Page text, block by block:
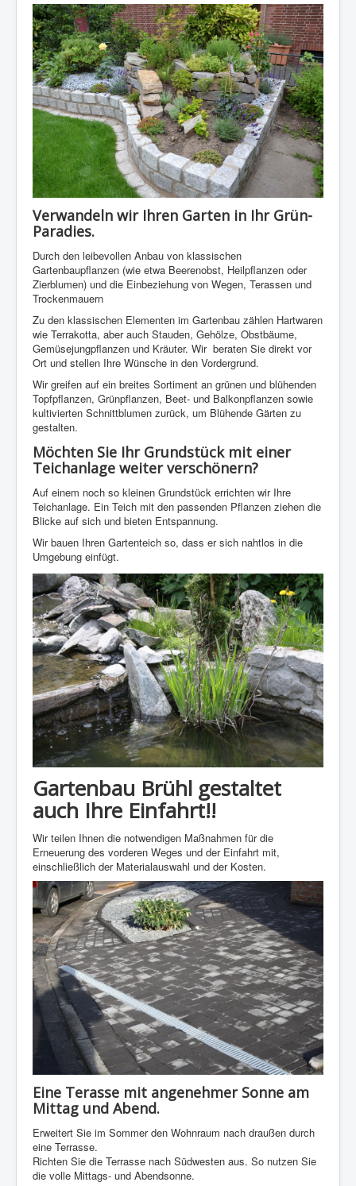
Verwandeln wir Ihren Garten in Ihr Grün-
Paradies.
Durch den leibevollen Anbau von klassischen
Gartenbaupflanzen (wie etwa Beerenobst, Heilpflanzen oder
Zierblumen) und die Einbeziehung von Wegen, Terassen und
Trockenmauern
Zu den klassischen Elementen im Gartenbau zählen Hartwaren
wie Terrakotta, aber auch Stauden, Gehölze, Obstbäume,
Gemüsejungpflanzen und Kräuter. Wir beraten Sie direkt vor
Ort und stellen Ihre Wünsche in den Vordergrund.
Wir greifen auf ein breites Sortiment an grünen und blühenden
Topfpflanzen, Grünpflanzen, Beet- und Balkonpflanzen sowie
kultivierten Schnittblumen zurück, um Blühende Gärten zu
gestalten.
Möchten Sie Ihr Grundstück mit einer
Teichanlage weiter verschönern?
Auf einem noch so kleinen Grundstück errichten wir Ihre
Teichanlage. Ein Teich mit den passenden Pflanzen ziehen die
Blicke auf sich und bieten Entspannung.
Wir bauen Ihren Gartenteich so, dass er sich nahtlos in die
Umgebung einfügt.
Gartenbau Brühl gestaltet
auch Ihre Einfahrt!!
Wir teilen Ihnen die notwendigen Maßnahmen für die
Erneuerung des vorderen Weges und der Einfahrt mit,
einschließlich der Materialauswahl und der Kosten.
Eine Terasse mit angenehmer Sonne am
Mittag und Abend.
Erweitert Sie im Sommer den Wohnraum nach draußen durch
eine Terrasse.
Richten Sie die Terrasse nach Südwesten aus. So nutzen Sie
die volle Mittags- und Abendsonne.